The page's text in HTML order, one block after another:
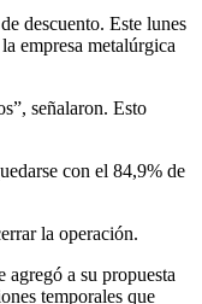
descuento. Este lunes
empresa metalúrgica
señalaron. Esto
con el 84,9% de
la operación.
a su propuesta
temporales que